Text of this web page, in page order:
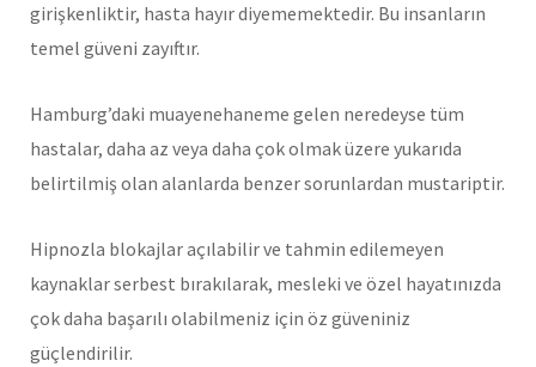
girişkenliktir, hasta hayır diyememektedir. Bu insanların
temel güveni zayıftır.
Hamburg’daki muayenehaneme gelen neredeyse tüm
hastalar, daha az veya daha çok olmak üzere yukarıda
belirtilmiş olan alanlarda benzer sorunlardan mustariptir.
Hipnozla blokajlar açılabilir ve tahmin edilemeyen
kaynaklar serbest bırakılarak, mesleki ve özel hayatınızda
çok daha başarılı olabilmeniz için öz güveniniz
güçlendirilir.